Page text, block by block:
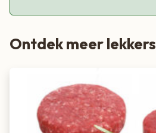
Ontdek meer lekkers